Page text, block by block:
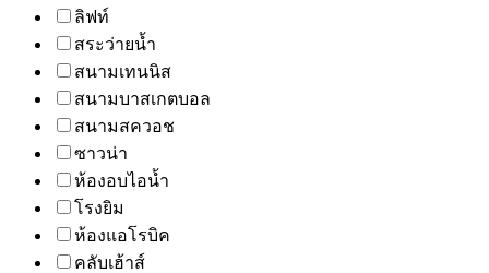
ลิฟท์
สระว่ายน้ำ
สนามเทนนิส
สนามบาสเกตบอล
สนามสควอช
ซาวน่า
ห้องอบไอน้ำ
โรงยิม
ห้องแอโรบิค
คลับเฮ้าส์